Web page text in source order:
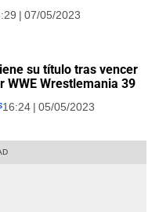
| 07/05/2023
su título tras vencer
WWE Wrestlemania 39
16:24 | 05/05/2023